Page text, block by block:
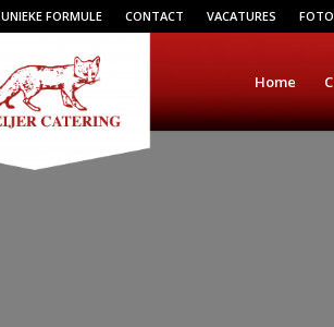
UNIEKE FORMULE CONTACT VACATURES
Home